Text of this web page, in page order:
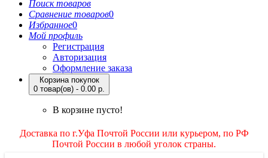
Поиск товаров
Сравнение товаров0
Избранное0
Мой профиль
Регистрация
Авторизация
Оформление заказа
Корзина покупок
0 товар(ов) - 0.00 р.
В корзине пусто!
Доставка по г.Уфа Почтой России или курьером, по РФ
Почтой России в любой уголок страны.